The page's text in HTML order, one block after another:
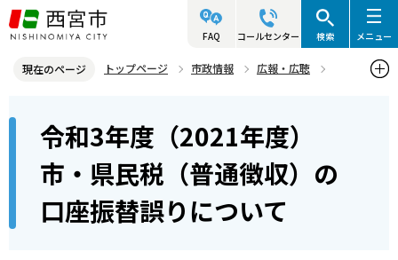
こ
の
ジ
す
FAQ コールセンター 検索 メニュー
現在のページ トップページ 市政情報
広報・広聴
令和3年度（2021年度）市・県民税（普通徴収）の口座振替誤りにつ
ら
令和3年度（2021年度）
市・県民税（普通徴収）の
口座振替誤りについて